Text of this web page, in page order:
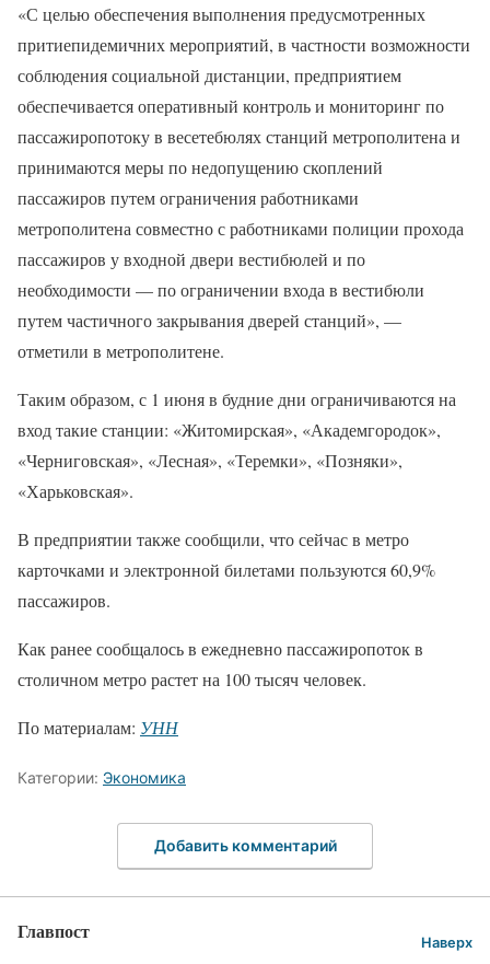
«С целью обеспечения выполнения предусмотренных
притиепидемичних мероприятий, в частности возможности
соблюдения социальной дистанции, предприятием
обеспечивается оперативный контроль и мониторинг по
пассажиропотоку в весетебюлях станций метрополитена и
принимаются меры по недопущению скоплений
пассажиров путем ограничения работниками
метрополитена совместно с работниками полиции прохода
пассажиров у входной двери вестибюлей и по
необходимости — по ограничении входа в вестибюли
путем частичного закрывания дверей станций», —
отметили в метрополитене.
Таким образом, с 1 июня в будние дни ограничиваются на
вход такие станции: «Житомирская», «Академгородок»,
«Черниговская», «Лесная», «Теремки», «Позняки»,
«Харьковская».
В предприятии также сообщили, что сейчас в метро
карточками и электронной билетами пользуются 60,9%
пассажиров.
Как ранее сообщалось в ежедневно пассажиропоток в
столичном метро растет на 100 тысяч человек.
По материалам: УНН
Категории: Экономика
Добавить комментарий
Главпост Наверх